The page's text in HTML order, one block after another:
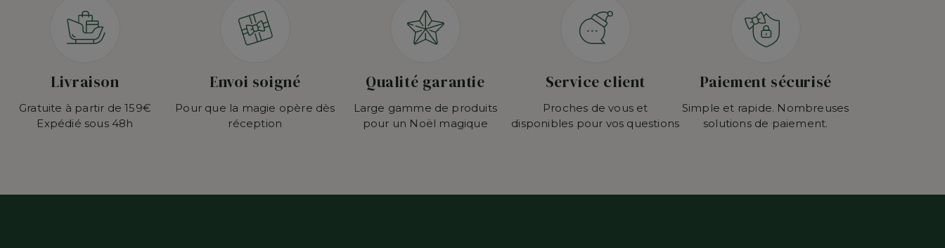
Livraison
Gratuite à partir de 159€
Expédié sous 48h
Envoi soigné
Pour que la magie opère dès
réception
Qualité garantie
Large gamme de produits
pour un Noël magique
Service client
Proches de vous et
disponibles pour vos questions
Paiement sécurisé
Simple et rapide. Nombreuses
solutions de paiement.